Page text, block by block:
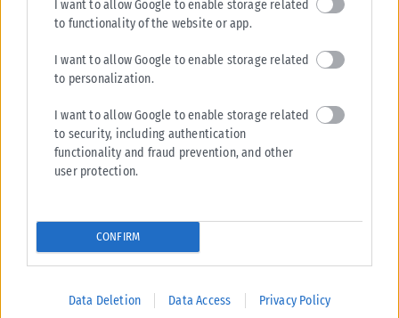
I want to allow Google to enable storage related
to functionality of the website or app.
I want to allow Google to enable storage related
to personalization.
I want to allow Google to enable storage related
to security, including authentication
functionality and fraud prevention, and other
user protection.
CONFIRM
Data Deletion Data Access Privacy Policy